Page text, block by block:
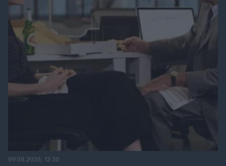
09.08.2026, 12:30